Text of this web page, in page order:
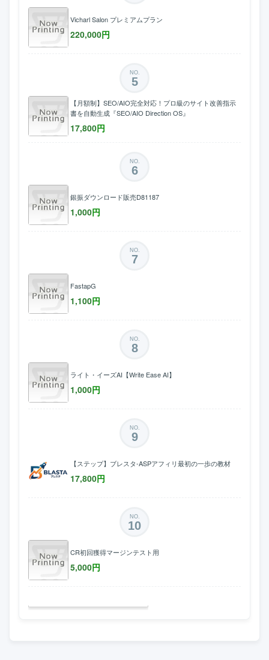
Vicharl Salon プレミアムプラン
220,000円
NO.
5
【月額制】SEO/AIO完全対応！プロ級のサイト改善指示
書を自動生成『SEO/AIO Direction OS』
17,800円
NO.
6
銀振ダウンロード販売D81187
1,000円
NO.
7
FastapG
1,100円
NO.
8
ライト・イーズAI【Write Ease AI】
1,000円
NO.
9
【ステップ】ブレスタ-ASPアフィリ最初の一歩の教材
17,800円
NO.
10
CR初回獲得マージンテスト用
5,000円